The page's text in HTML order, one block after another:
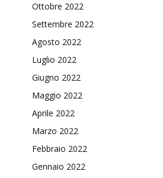
Ottobre 2022
Settembre 2022
Agosto 2022
Luglio 2022
Giugno 2022
Maggio 2022
Aprile 2022
Marzo 2022
Febbraio 2022
Gennaio 2022